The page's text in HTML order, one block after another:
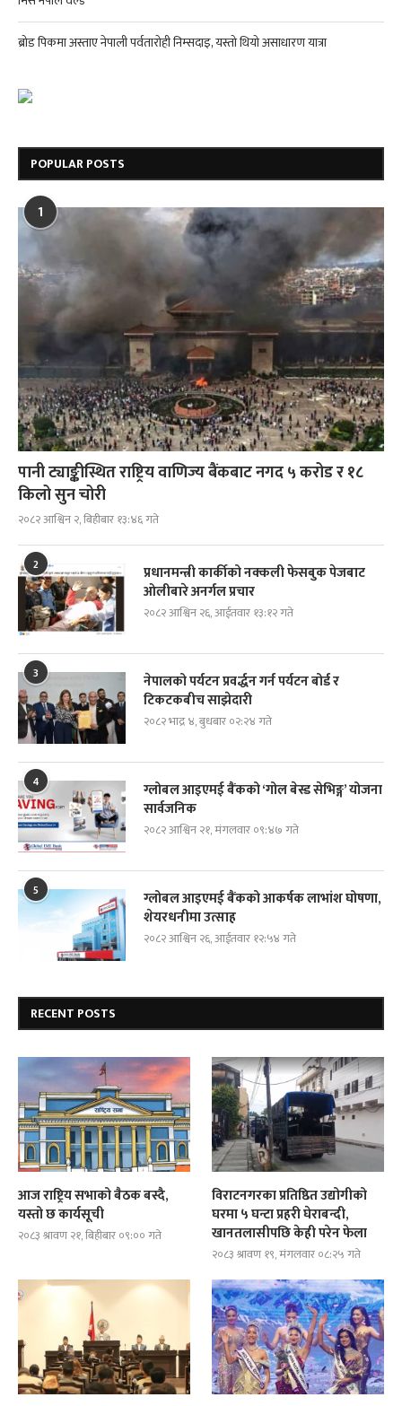
ब्रोड पिकमा अस्ताए नेपाली पर्वतारोही निम्सदाइ, यस्तो थियो असाधारण यात्रा
POPULAR POSTS
1
पानी ट्याङ्कीस्थित राष्ट्रिय वाणिज्य बैंकबाट नगद ५ करोड र १८
किलो सुन चोरी
२०८२ आश्विन २, बिहीबार १३:४६ गते
2
प्रधानमन्त्री कार्कीको नक्कली फेसबुक पेजबाट
ओलीबारे अनर्गल प्रचार
२०८२ आश्विन २६, आईतवार १३:१२ गते
3
नेपालको पर्यटन प्रवर्द्धन गर्न पर्यटन बोर्ड र
टिकटकबीच साझेदारी
२०८२ भाद्र ४, बुधबार ०२:२४ गते
4
ग्लोबल आइएमई बैंकको ‘गोल बेस्ड सेभिङ्ग’ योजना
सार्वजनिक
२०८२ आश्विन २१, मंगलवार ०९:४७ गते
5
ग्लोबल आइएमई बैंकको आकर्षक लाभांश घोषणा,
शेयरधनीमा उत्साह
२०८२ आश्विन २६, आईतवार १२:५४ गते
RECENT POSTS
आज राष्ट्रिय सभाको बैठक बस्दै,
यस्तो छ कार्यसूची
२०८३ श्रावण २१, बिहीबार ०९:०० गते
विराटनगरका प्रतिष्ठित उद्योगीको
घरमा ५ घन्टा प्रहरी घेराबन्दी,
खानतलासीपछि केही परेन फेला
२०८३ श्रावण १९, मंगलवार ०८:२५ गते